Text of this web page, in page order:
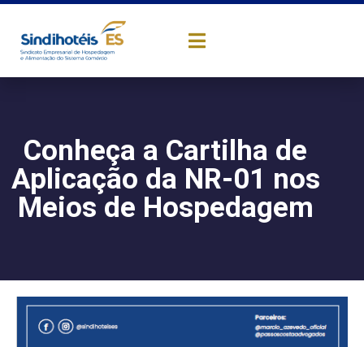
Conheça a Cartilha de
Aplicação da NR-01 nos
Meios de Hospedagem